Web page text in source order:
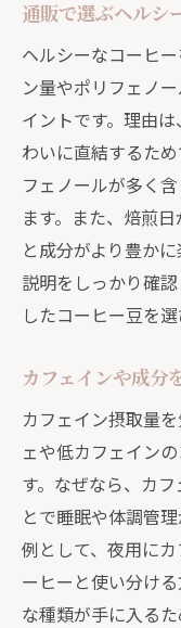
通販で選ぶヘルシ
ヘルシーなコーヒ
ン量やポリフェノ
イントです。理由
わいに直結するた
フェノールが多く
ます。また、焙煎
と成分がより豊か
説明をしっかり確
したコーヒー豆を選
カフェインや成分
カフェイン摂取量
ェや低カフェイン
す。なぜなら、カ
とで睡眠や体調管
例として、夜用に
ーヒーと使い分け
な種類が手に入る